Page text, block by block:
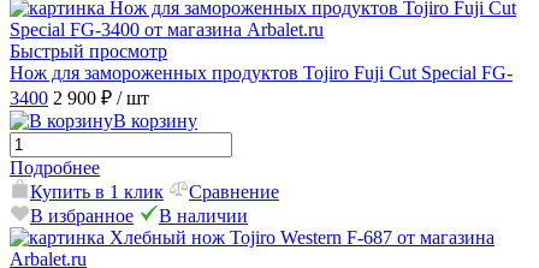
Быстрый просмотр
Нож для замороженных продуктов Tojiro Fuji Cut Special FG-
3400 2 900 ₽ / шт
В корзину
Подробнее
Купить в 1 клик
Сравнение
В избранное
В наличии